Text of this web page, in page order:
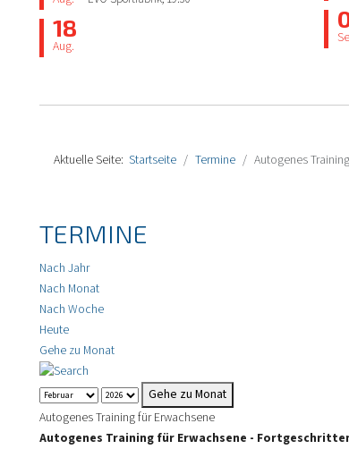
18
Aug.
Aktuelle Seite: Startseite Termine Autogenes
TERMINE
Nach Jahr
Nach Monat
Nach Woche
Heute
Gehe zu Monat
Gehe zu Monat
Autogenes Training für Erwachsene
Autogenes Training für Erwachsene -